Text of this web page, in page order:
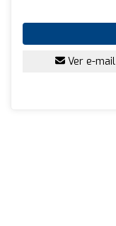
Ver e-mail